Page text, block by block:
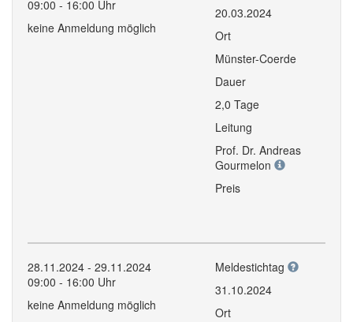
09:00 - 16:00 Uhr
keine Anmeldung möglich
20.03.2024
Ort
Münster-Coerde
Dauer
2,0 Tage
Leitung
Prof. Dr. Andreas
Gourmelon
Preis
28.11.2024 - 29.11.2024
09:00 - 16:00 Uhr
keine Anmeldung möglich
Meldestichtag
31.10.2024
Ort